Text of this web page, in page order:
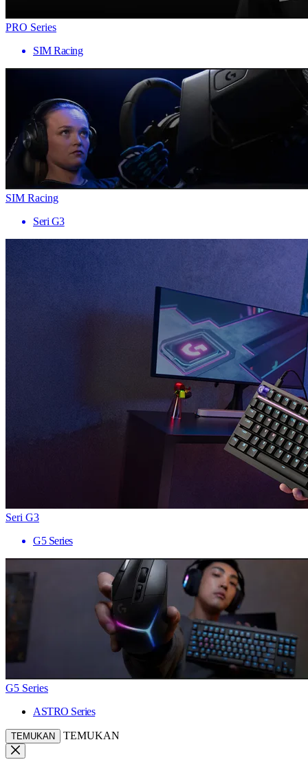
PRO Series
SIM Racing
SIM Racing
Seri G3
Seri G3
G5 Series
G5 Series
ASTRO Series
TEMUKAN TEMUKAN